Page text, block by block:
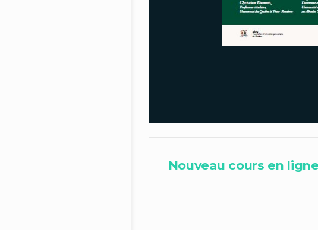
Nouveau cours en